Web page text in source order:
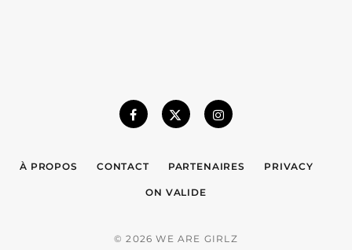
À PROPOS CONTACT PARTENAIRES PRIVACY
ON VALIDE
© 2026 WE ARE GIRLZ